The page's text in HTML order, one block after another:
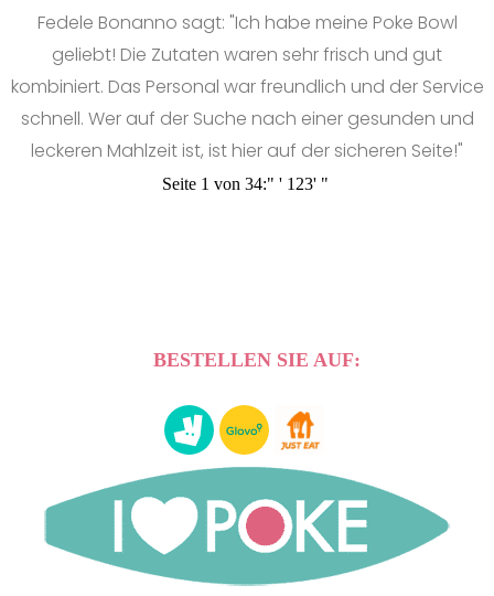
Fedele Bonanno sagt: "Ich habe meine Poke Bowl
geliebt! Die Zutaten waren sehr frisch und gut
kombiniert. Das Personal war freundlich und der Service
schnell. Wer auf der Suche nach einer gesunden und
leckeren Mahlzeit ist, ist hier auf der sicheren Seite!"
Seite 1 von 34:" ' 1 23' "
BESTELLEN SIE AUF: